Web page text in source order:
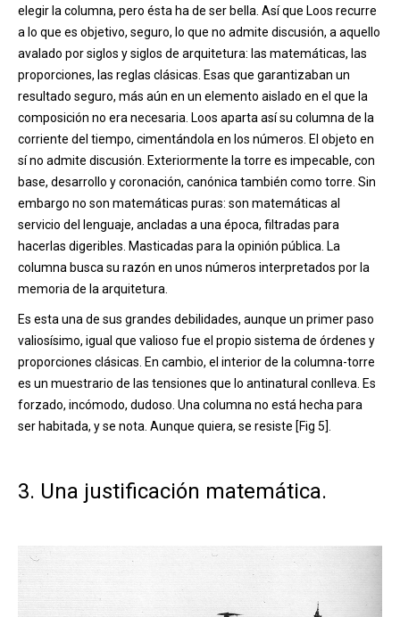
elegir la columna, pero ésta ha de ser bella. Así que Loos recurre
a lo que es objetivo, seguro, lo que no admite discusión, a aquello
avalado por siglos y siglos de arquitetura: las matemáticas, las
proporciones, las reglas clásicas. Esas que garantizaban un
resultado seguro, más aún en un elemento aislado en el que la
composición no era necesaria. Loos aparta así su columna de la
corriente del tiempo, cimentándola en los números. El objeto en
sí no admite discusión. Exteriormente la torre es impecable, con
base, desarrollo y coronación, canónica también como torre. Sin
embargo no son matemáticas puras: son matemáticas al
servicio del lenguaje, ancladas a una época, filtradas para
hacerlas digeribles. Masticadas para la opinión pública. La
columna busca su razón en unos números interpretados por la
memoria de la arquitetura.
Es esta una de sus grandes debilidades, aunque un primer paso
valiosísimo, igual que valioso fue el propio sistema de órdenes y
proporciones clásicas. En cambio, el interior de la columna-torre
es un muestrario de las tensiones que lo antinatural conlleva. Es
forzado, incómodo, dudoso. Una columna no está hecha para
ser habitada, y se nota. Aunque quiera, se resiste [Fig 5].
3. Una justificación matemática.